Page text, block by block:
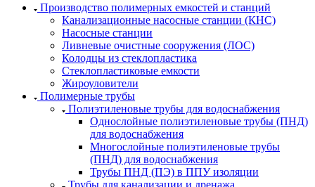
Производство полимерных емкостей и станций
Канализационные насосные станции (КНС)
Насосные станции
Ливневые очистные сооружения (ЛОС)
Колодцы из стеклопластика
Стеклопластиковые емкости
Жироуловители
Полимерные трубы
Полиэтиленовые трубы для водоснабжения
Однослойные полиэтиленовые трубы (ПНД)
для водоснабжения
Многослойные полиэтиленовые трубы
(ПНД) для водоснабжения
Трубы ПНД (ПЭ) в ППУ изоляции
Трубы для канализации и дренажа